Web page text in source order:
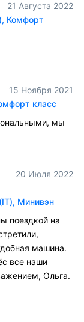
21 Августа 2022
Комфорт
15 Ноября 2021
класс
мы
20 Июля 2022
Минивэн
поездкой на
машина.
все наши
Ольга.